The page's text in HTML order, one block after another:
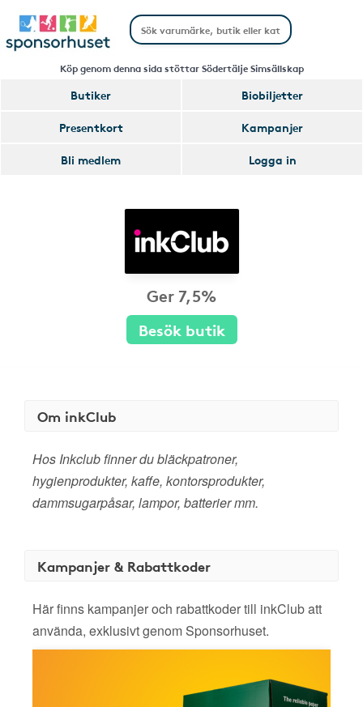
Köp genom denna sida stöttar Södertälje Simsällskap
Butiker
Biobiljetter
Presentkort
Kampanjer
Bli medlem
Logga in
Ger 7,5%
Besök butik
Om inkClub
Hos Inkclub finner du bläckpatroner,
hygienprodukter, kaffe, kontorsprodukter,
dammsugarpåsar, lampor, batterier mm.
Kampanjer & Rabattkoder
Här finns kampanjer och rabattkoder till inkClub att
använda, exklusivt genom Sponsorhuset.